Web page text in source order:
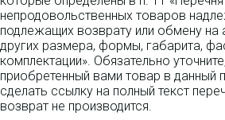
непродовольственных товаров
подлежащих возврату или обмену на
других размера, формы, габарита,
комплектации». Обязательно
приобретенный вами товар в данный
сделать ссылку на полный текст
возврат не производится.